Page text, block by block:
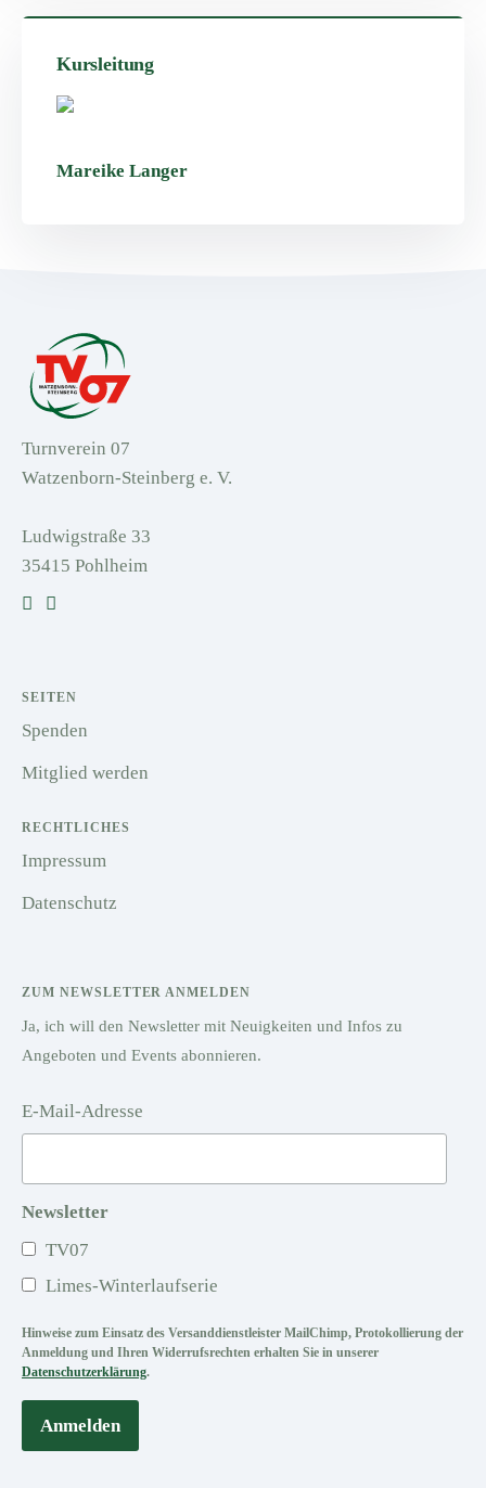
Kursleitung
Mareike Langer
Turnverein 07
Watzenborn-Steinberg e. V.
Ludwigstraße 33
35415 Pohlheim
SEITEN
Spenden
Mitglied werden
RECHTLICHES
Impressum
Datenschutz
ZUM NEWSLETTER ANMELDEN
Ja, ich will den Newsletter mit Neuigkeiten und Infos zu
Angeboten und Events abonnieren.
E-Mail-Adresse
Newsletter
TV07
Limes-Winterlaufserie
Hinweise zum Einsatz des Versanddienstleister MailChimp, Protokollierung der
Anmeldung und Ihren Widerrufsrechten erhalten Sie in unserer
Datenschutzerklärung.